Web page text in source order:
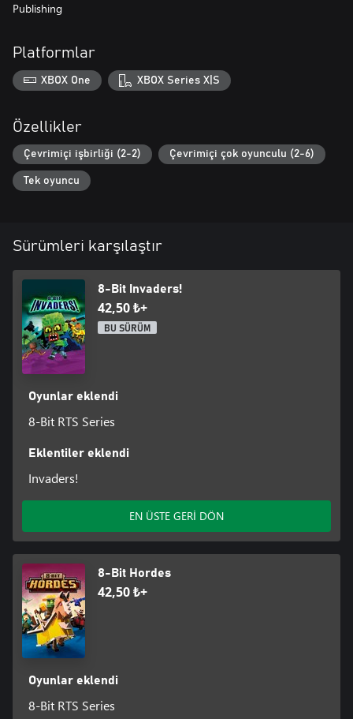
Publishing
Platformlar
XBOX One XBOX Series X|S
Özellikler
Çevrimiçi işbirliği (2-2) Çevrimiçi çok oyunculu (2-6)
Tek oyuncu
Sürümleri karşılaştır
8-Bit Invaders!
42,50 ₺+
BU SÜRÜM
Oyunlar eklendi
8-Bit RTS Series
Eklentiler eklendi
Invaders!
EN ÜSTE GERİ DÖN
8-Bit Hordes
42,50 ₺+
Oyunlar eklendi
8-Bit RTS Series